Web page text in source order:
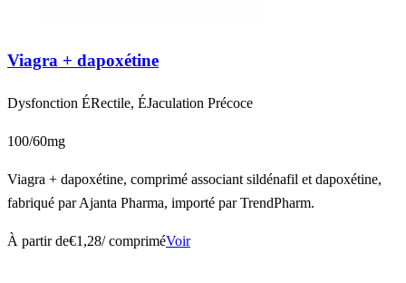
Viagra + dapoxétine
Dysfonction ÉRectile, ÉJaculation Précoce
100/60mg
Viagra + dapoxétine, comprimé associant sildénafil et dapoxétine,
fabriqué par Ajanta Pharma, importé par TrendPharm.
À partir de€1,28/ compriméVoir